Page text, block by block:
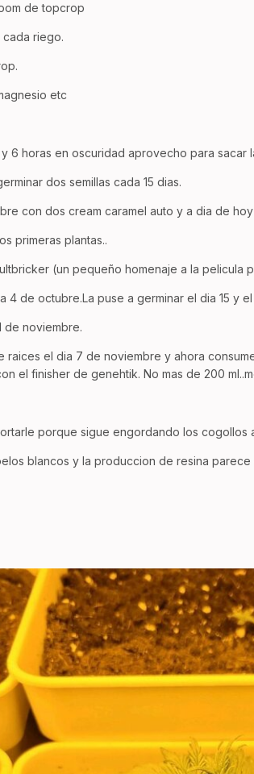
de topcrop
cada riego.
etc
6 horas en oscuridad aprovecho para sacar
dos semillas cada 15 dias.
con dos cream caramel auto y a dia de
primeras plantas..
(un pequeño homenaje a la pelicula
4 de octubre.La puse a germinar el dia 15 y
de noviembre.
raices el dia 7 de noviembre y ahora
el finisher de genehtik. No mas de 200
porque sigue engordando los cogollos
blancos y la produccion de resina parece